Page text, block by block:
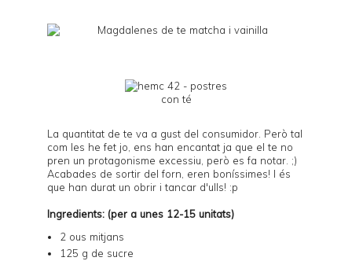
La quantitat de te va a gust del consumidor. Però tal
com les he fet jo, ens han encantat ja que el te no
pren un protagonisme excessiu, però es fa notar. ;)
Acabades de sortir del forn, eren boníssimes! I és
que han durat un obrir i tancar d'ulls! :p
Ingredients: (per a unes 12-15 unitats)
2 ous mitjans
125 g de sucre